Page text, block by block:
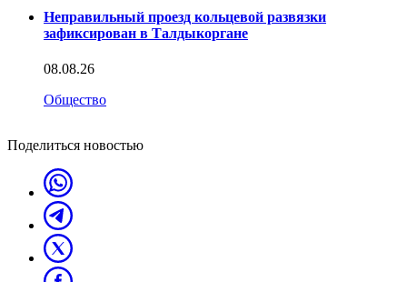
Неправильный проезд кольцевой развязки
зафиксирован в Талдыкоргане
08.08.26
Общество
Поделиться новостью